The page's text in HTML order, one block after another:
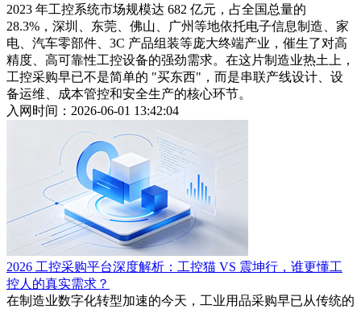
2023 年工控系统市场规模达 682 亿元，占全国总量的
28.3%，深圳、东莞、佛山、广州等地依托电子信息制造、家
电、汽车零部件、3C 产品组装等庞大终端产业，催生了对高
精度、高可靠性工控设备的强劲需求。在这片制造业热土上，
工控采购早已不是简单的 "买东西"，而是串联产线设计、设
备运维、成本管控和安全生产的核心环节。
入网时间：2026-06-01 13:42:04
2026 工控采购平台深度解析：工控猫 VS 震坤行，谁更懂工
控人的真实需求？
在制造业数字化转型加速的今天，工业用品采购早已从传统的